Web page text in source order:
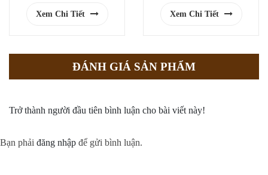
Xem Chi Tiết Xem Chi Tiết
ĐÁNH GIÁ SẢN PHẨM
Trở thành người đầu tiên bình luận cho bài viết này!
Bạn phải đăng nhập để gửi bình luận.